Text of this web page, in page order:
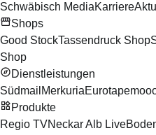
Schwäbisch MediaKarriere
Shops
Good StockTassendruck Shop
Shop
Dienstleistungen
Südmail MerkuriaEurotape
Produkte
Regio TVNeckar Alb Live